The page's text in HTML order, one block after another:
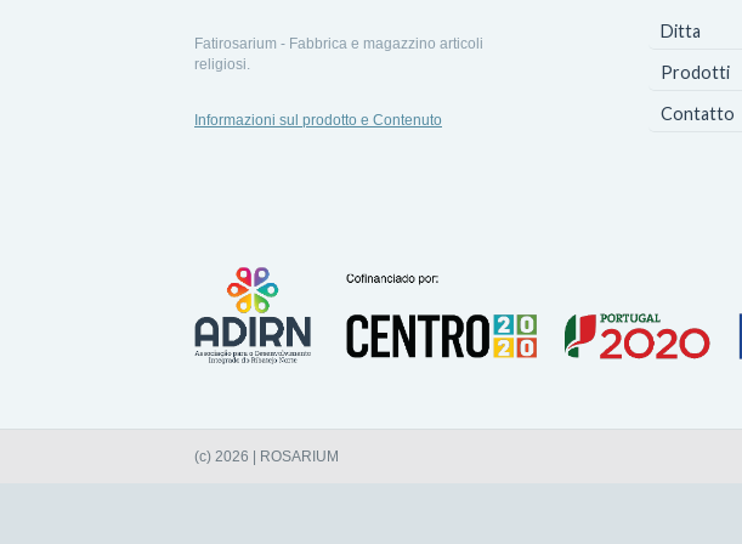
Fatirosarium - Fabbrica e magazzino articoli
religiosi.
Informazioni sul prodotto e Contenuto
Ditta
Prodotti
Contatto
(c) 2026 | ROSARIUM